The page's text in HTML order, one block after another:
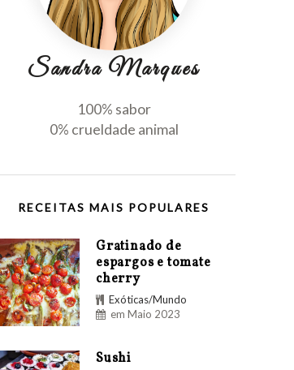
Sandra Marques
100% sabor
0% crueldade animal
RECEITAS MAIS POPULARES
Gratinado de
espargos e tomate
cherry
Exóticas/Mundo
em Maio 2023
Sushi